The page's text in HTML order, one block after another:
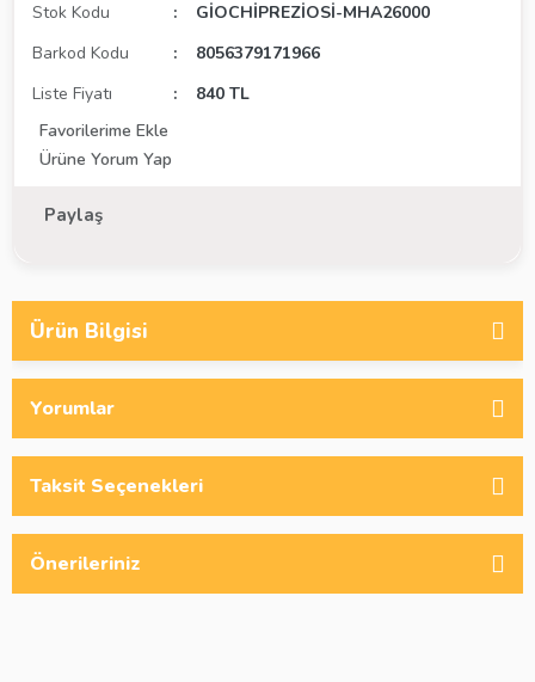
Stok Kodu
GİOCHİPREZİOSİ-MHA26000
Barkod Kodu
8056379171966
Liste Fiyatı
840 TL
Ürüne Yorum Yap
Paylaş
Ürün Bilgisi
Yorumlar
Taksit Seçenekleri
Önerileriniz